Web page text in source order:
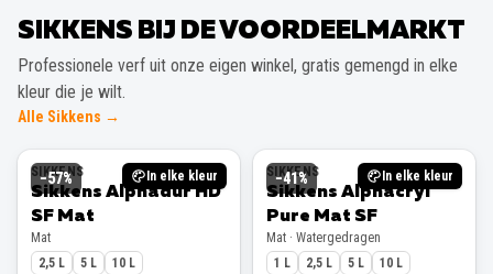
SIKKENS BIJ DE VOORDEELMARKT
Professionele verf uit onze eigen winkel, gratis gemengd in elke
kleur die je wilt.
Alle Sikkens →
−57% In elke kleur
SIKKENS
Sikkens Alphadur HD
SF Mat
Mat
2,5 L
5 L 10 L
−41% In elke kleur
SIKKENS
Sikkens Alphacryl
Pure Mat SF
Mat · Watergedragen
1 L
2,5 L 5 L 10 L